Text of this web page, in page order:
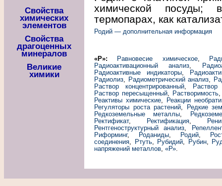
Свойства
химических
элементов
Свойства
драгоценных
минералов
Великие
химики
химической
термопарах, как
Родий — дополнительная информация
«Р»: Равновесие химическое,
Радиоактивационный анализ
Радиоактивные индикаторы
Радиолиз
Радиометрический анализ
Раствор концентрированный
Раствор пересыщенный
Растворимость
Реактивы химические,
Реакции
Регуляторы роста растений
Редкие
Редкоземельные металлы
Ректификат, Ректификация,
Рентгеноструктурный анализ
Риформинг, Роданиды Родий
соединения
Ртуть, Рубидий Рубин,
напряжений металлов «Р»